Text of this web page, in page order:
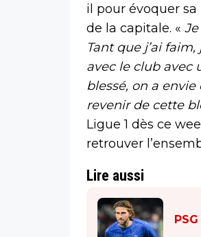
il pour évoquer
de la capitale. «
Tant que j’ai
avec le club avec
blessé, on a
revenir de cette
Ligue 1 dès ce
retrouver
Lire aussi